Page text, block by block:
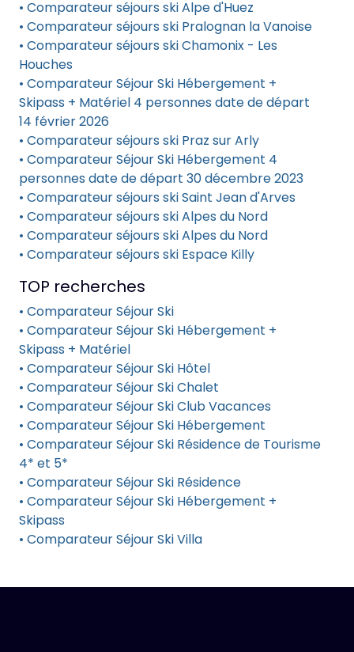
• Comparateur séjours ski Alpe d'Huez
• Comparateur séjours ski Pralognan la Vanoise
• Comparateur séjours ski Chamonix - Les
Houches
• Comparateur Séjour Ski Hébergement +
Skipass + Matériel 4 personnes date de départ
14 février 2026
• Comparateur séjours ski Praz sur Arly
• Comparateur Séjour Ski Hébergement 4
personnes date de départ 30 décembre 2023
• Comparateur séjours ski Saint Jean d'Arves
• Comparateur séjours ski Alpes du Nord
• Comparateur séjours ski Alpes du Nord
• Comparateur séjours ski Espace Killy
TOP recherches
• Comparateur Séjour Ski
• Comparateur Séjour Ski Hébergement +
Skipass + Matériel
• Comparateur Séjour Ski Hôtel
• Comparateur Séjour Ski Chalet
• Comparateur Séjour Ski Club Vacances
• Comparateur Séjour Ski Hébergement
• Comparateur Séjour Ski Résidence de Tourisme
4* et 5*
• Comparateur Séjour Ski Résidence
• Comparateur Séjour Ski Hébergement +
Skipass
• Comparateur Séjour Ski Villa